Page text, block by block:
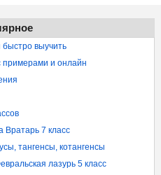
выучить
примерами и онлайн
Вратарь 7 класс
тангенсы, котангенсы
лазурь 5 класс